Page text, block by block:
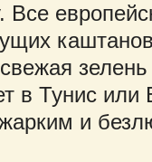
в Тунис или
и